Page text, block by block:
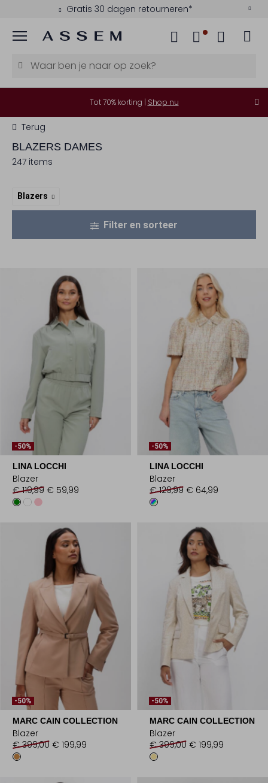
Kies zelf je bezorgmoment
Menu
Tot 70% korting | Shop nu
Terug
BLAZERS DAMES
247 items
Blazers
Filter en sorteer
-50%
LINA LOCCHI
Blazer
€ 119,99 € 59,99
-50%
LINA LOCCHI
Blazer
€ 129,99 € 64,99
-50%
MARC CAIN COLLECTION
Blazer
€ 399,00 € 199,99
-50%
MARC CAIN COLLECTION
Blazer
€ 399,00 € 199,99